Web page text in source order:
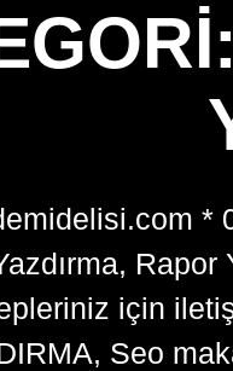
*
için
Seo